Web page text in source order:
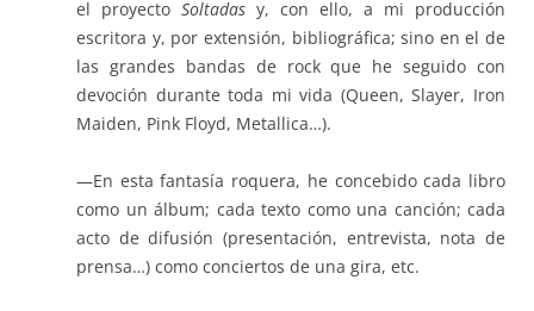
el proyecto Soltadas y, con ello, a mi producción
escritora y, por extensión, bibliográfica; sino en el de
las grandes bandas de rock que he seguido con
devoción durante toda mi vida (Queen, Slayer, Iron
Maiden, Pink Floyd, Metallica…).
—En esta fantasía roquera, he concebido cada libro
como un álbum; cada texto como una canción; cada
acto de difusión (presentación, entrevista, nota de
prensa…) como conciertos de una gira, etc.